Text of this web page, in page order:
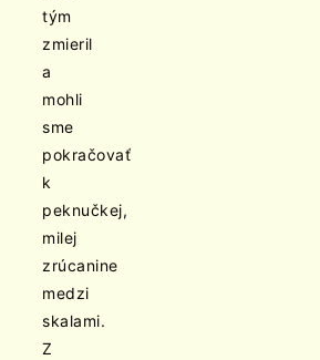
tým
zmieril
a
mohli
sme
pokračovať
k
peknučkej,
milej
zrúcanine
medzi
skalami.
Z